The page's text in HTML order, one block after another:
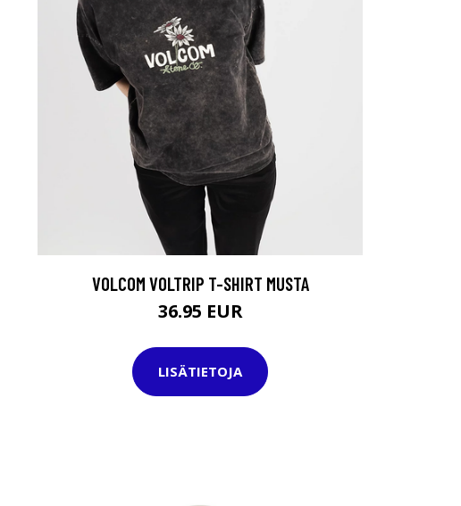
VOLCOM VOLTRIP T-SHIRT MUSTA
36.95 EUR
LISÄTIETOJA